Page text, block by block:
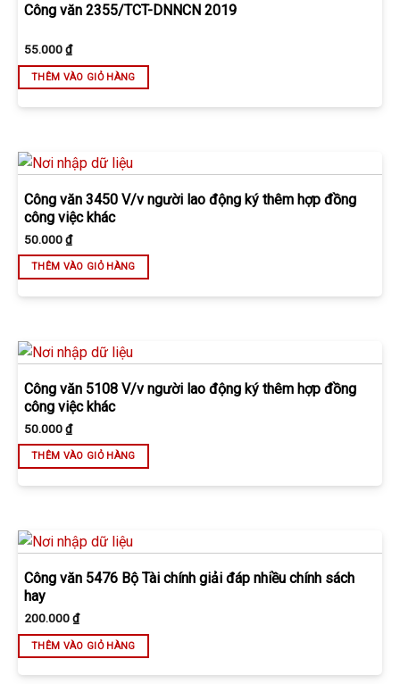
Công văn 2355/TCT-DNNCN 2019
55.000₫
THÊM VÀO GIỎ HÀNG
Công văn 3450 V/v người lao động ký thêm hợp đồng
công việc khác
50.000₫
THÊM VÀO GIỎ HÀNG
Công văn 5108 V/v người lao động ký thêm hợp đồng
công việc khác
50.000₫
THÊM VÀO GIỎ HÀNG
Công văn 5476 Bộ Tài chính giải đáp nhiều chính sách
hay
200.000₫
THÊM VÀO GIỎ HÀNG